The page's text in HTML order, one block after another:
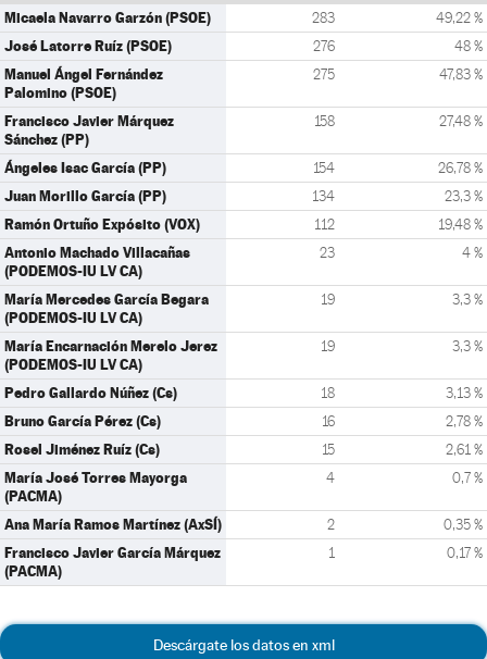
Micaela Navarro Garzón (PSOE) 283 49,22 %
José Latorre Ruíz (PSOE) 276 48 %
Manuel Ángel Fernández
Palomino (PSOE)
275 47,83 %
Francisco Javier Márquez
Sánchez (PP)
158 27,48 %
Ángeles Isac García (PP) 154 26,78 %
Juan Morillo García (PP) 134 23,3 %
Ramón Ortuño Expósito (VOX) 112 19,48 %
Antonio Machado Villacañas
(PODEMOS-IU LV CA)
23 4 %
María Mercedes García Begara
(PODEMOS-IU LV CA)
19 3,3 %
María Encarnación Merelo Jerez
(PODEMOS-IU LV CA)
19 3,3 %
Pedro Gallardo Núñez (Cs) 18 3,13 %
Bruno García Pérez (Cs) 16 2,78 %
Rosel Jiménez Ruíz (Cs) 15 2,61 %
María José Torres Mayorga
(PACMA)
4 0,7 %
Ana María Ramos Martínez (AxSÍ) 2 0,35 %
Francisco Javier García Márquez
(PACMA)
1 0,17 %
Descárgate los datos en xml